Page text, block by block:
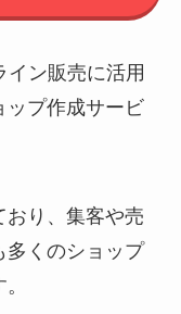
イン販売に活用
ップ作成サービ
おり、集客や売
多くのショップ